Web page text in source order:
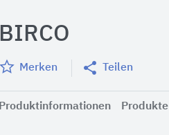
BIRCO
Merken Teilen
Produktinformationen Produkte